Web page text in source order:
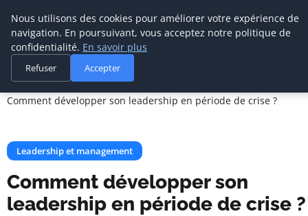
Cabinet De
Management De
Transition
Accueil
Leadership et management
Comment développer son leadership en période de crise ?
Leadership et management
Comment développer son
leadership en période de crise ?
Nous utilisons des cookies pour améliorer votre expérience de
navigation. En poursuivant, vous acceptez notre politique de
confidentialité. En savoir plus
Refuser Accepter